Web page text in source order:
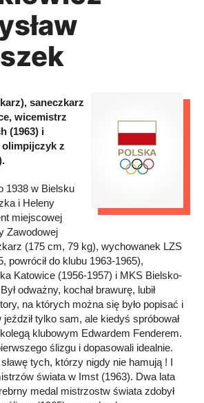
saneczkarz
wicemistrz
(1963) i
olimpijczyk z
1938 w Bielsku
i Heleny
miejscowej
Zawodowej
(175 cm, 79 kg), wychowanek LZS
powrócił do klubu 1963-1965),
Katowice (1956-1957) i MKS Bielsko-
odważny, kochał brawurę, lubił
na których można się było popisać i
tylko sam, ale kiedyś spróbował
klubowym Edwardem Fenderem.
ślizgu i dopasowali idealnie.
tych, którzy nigdy nie hamują ! I
świata w Imst (1963). Dwa lata
medal mistrzostw świata zdobył